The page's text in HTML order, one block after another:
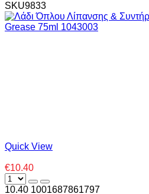
SKU9833
Quick View
€10.40
10.40 1001687861797